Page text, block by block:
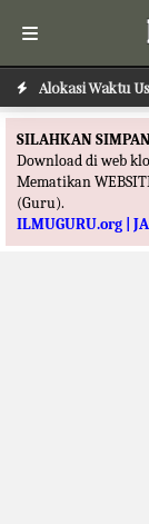
Alokasi Waktu
Alokasi
SILAHKAN
Download di web
Mematikan
(Guru).
ILMUGURU.org |